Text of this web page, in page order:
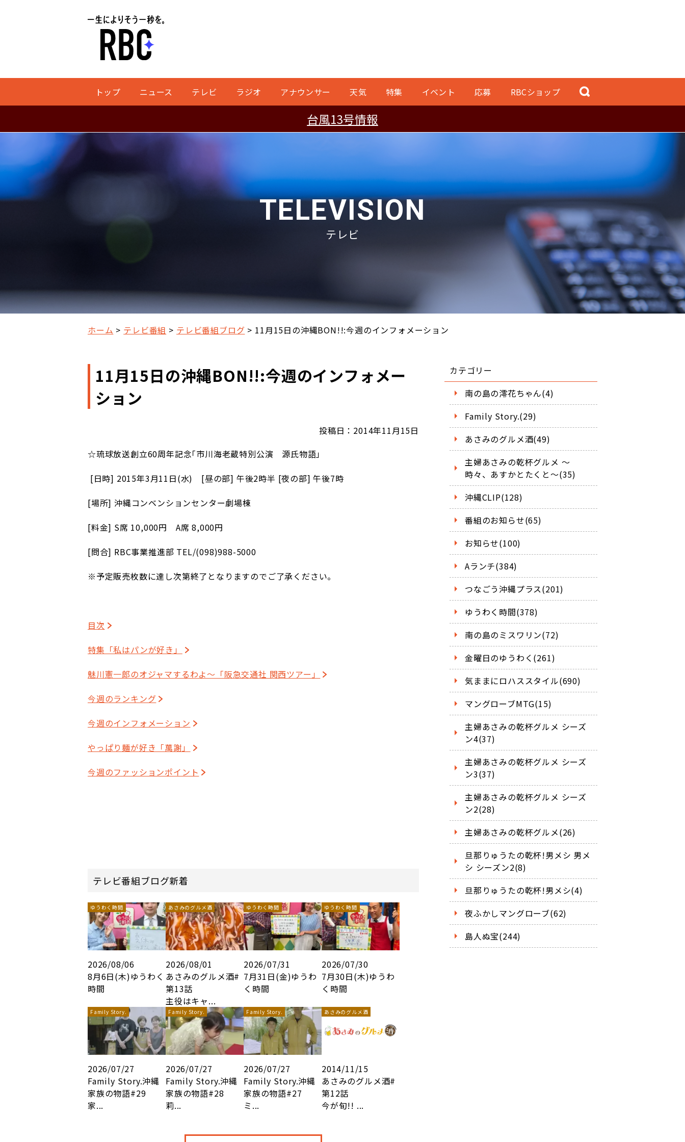
トップ ニュース テレビ ラジオ アナウンサー 天気 特集 イベント 応募 RBCショップ
台風13号情報
TELEVISION
テレビ
ホーム テレビ番組 テレビ番組ブログ 11月15日の沖縄BON!!:今週のインフォメーション
11月15日の沖縄BON!!:今週のインフォメー
ション
投稿日：2014年11月15日
☆琉球放送創立60周年記念｢市川海老蔵特別公演 源氏物語」
[日時] 2015年3月11日(水) [昼の部] 午後2時半 [夜の部] 午後7時
[場所] 沖縄コンベンションセンター劇場棟
[料金] S席 10,000円 A席 8,000円
[問合] RBC事業推進部 TEL/(098)988-5000
※予定販売枚数に達し次第終了となりますのでご了承ください。
目次
特集「私はパンが好き」
魅川憲一郎のオジャマするわよ～「阪急交通社 関西ツアー」
今週のランキング
今週のインフォメーション
やっぱり麺が好き「萬謝」
今週のファッションポイント
テレビ番組ブログ新着
ゆうわく時間
2026/08/06
8月6日(木)ゆうわく
時間
あさみのグルメ酒
2026/08/01
あさみのグルメ酒#
第13話
主役はキャ...
ゆうわく時間
2026/07/31
7月31日(金)ゆうわ
く時間
ゆうわく時間
2026/07/30
7月30日(木)ゆうわ
く時間
Family Story.
2026/07/27
Family Story.沖縄
家族の物語#29
家...
Family Story.
2026/07/27
Family Story.沖縄
家族の物語#28
莉...
Family Story.
2026/07/27
Family Story.沖縄
家族の物語#27
ミ...
あさみのグルメ酒
2014/11/15
あさみのグルメ酒#
第12話
今が旬!! ...
カテゴリー
南の島の澪花ちゃん(4)
Family Story.(29)
あさみのグルメ酒(49)
主婦あさみの乾杯グルメ ～
時々、あすかとたくと～(35)
沖縄CLIP(128)
番組のお知らせ(65)
お知らせ(100)
Aランチ(384)
つなごう沖縄プラス(201)
ゆうわく時間(378)
南の島のミスワリン(72)
金曜日のゆうわく(261)
気ままにロハススタイル(690)
マングローブMTG(15)
主婦あさみの乾杯グルメ シーズ
ン4(37)
主婦あさみの乾杯グルメ シーズ
ン3(37)
主婦あさみの乾杯グルメ シーズ
ン2(28)
主婦あさみの乾杯グルメ(26)
旦那りゅうたの乾杯!男メシ 男メ
シ シーズン2(8)
旦那りゅうたの乾杯!男メシ(4)
夜ふかしマングローブ(62)
島人ぬ宝(244)